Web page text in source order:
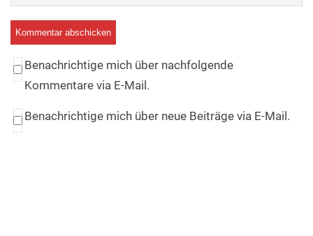
Benachrichtige mich über nachfolgende
Kommentare via E-Mail.
Benachrichtige mich über neue Beiträge via E-Mail.